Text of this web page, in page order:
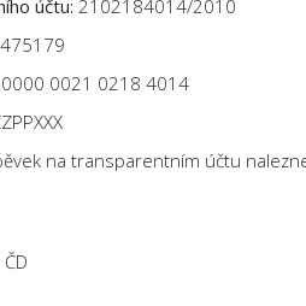
účtu: 2102184014/2010
475179
0021 0218 4014
na transparentním účtu